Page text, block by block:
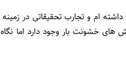
ام و تجارب تحقیقاتی در زمینه
های خشونت بار وجود دارد اما